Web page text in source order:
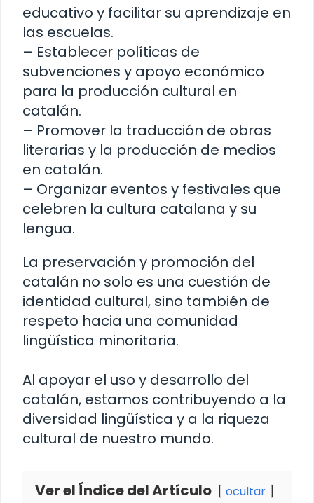
educativo y facilitar su aprendizaje en
las escuelas.
– Establecer políticas de
subvenciones y apoyo económico
para la producción cultural en
catalán.
– Promover la traducción de obras
literarias y la producción de medios
en catalán.
– Organizar eventos y festivales que
celebren la cultura catalana y su
lengua.
La preservación y promoción del
catalán no solo es una cuestión de
identidad cultural, sino también de
respeto hacia una comunidad
lingüística minoritaria.
Al apoyar el uso y desarrollo del
catalán, estamos contribuyendo a la
diversidad lingüística y a la riqueza
cultural de nuestro mundo.
Ver el Índice del Artículo ocultar